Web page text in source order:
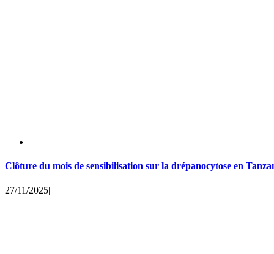
Clôture du mois de sensibilisation sur la drépanocytose en
27/11/2025|